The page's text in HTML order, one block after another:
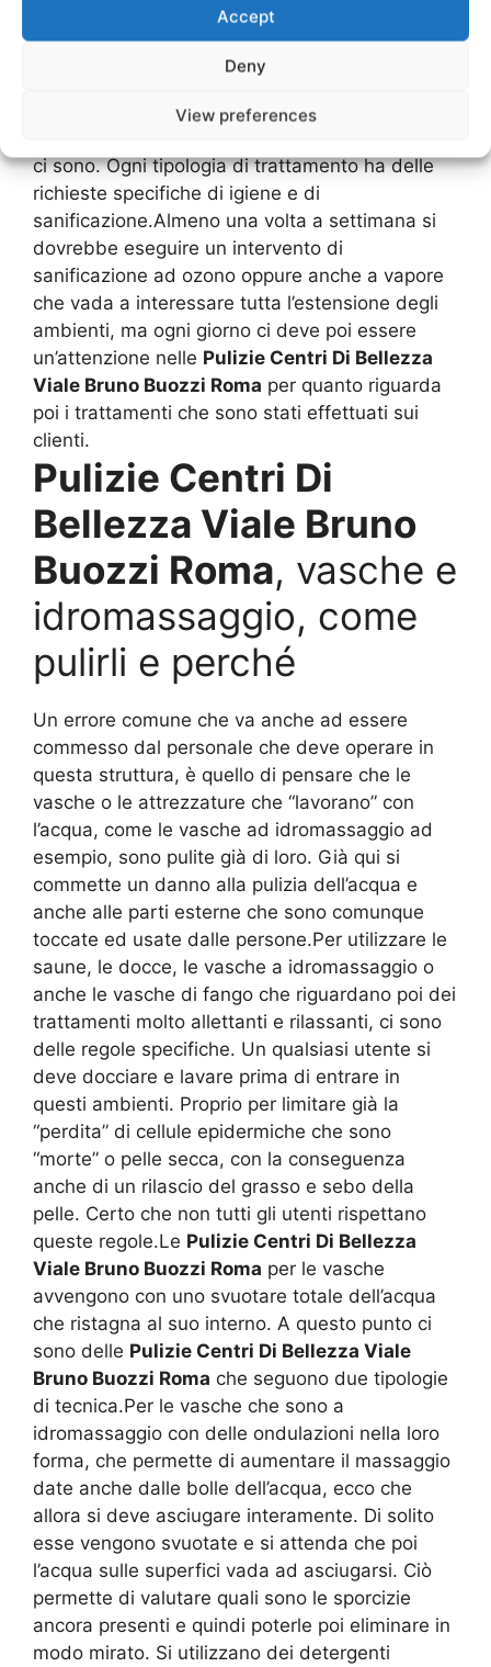
Accept
Deny
View preferences
questi ambienti e di conseguenza è anche
giusto che abbiate degli ambienti che siano
degli di essere vissuti al meglio.In base alla
grandezza del centro estetico, la pulizia
ci sono. Ogni tipologia di trattamento ha delle
richieste specifiche di igiene e di
sanificazione.Almeno una volta a settimana si
dovrebbe eseguire un intervento di
sanificazione ad ozono oppure anche a vapore
che vada a interessare tutta l’estensione degli
ambienti, ma ogni giorno ci deve poi essere
un’attenzione nelle Pulizie Centri Di Bellezza
Viale Bruno Buozzi Roma per quanto riguarda
poi i trattamenti che sono stati effettuati sui
clienti.
Pulizie Centri Di
Bellezza Viale Bruno
Buozzi Roma, vasche e
idromassaggio, come
pulirli e perché
Un errore comune che va anche ad essere
commesso dal personale che deve operare in
questa struttura, è quello di pensare che le
vasche o le attrezzature che “lavorano” con
l’acqua, come le vasche ad idromassaggio ad
esempio, sono pulite già di loro. Già qui si
commette un danno alla pulizia dell’acqua e
anche alle parti esterne che sono comunque
toccate ed usate dalle persone.Per utilizzare le
saune, le docce, le vasche a idromassaggio o
anche le vasche di fango che riguardano poi dei
trattamenti molto allettanti e rilassanti, ci sono
delle regole specifiche. Un qualsiasi utente si
deve docciare e lavare prima di entrare in
questi ambienti. Proprio per limitare già la
“perdita” di cellule epidermiche che sono
“morte” o pelle secca, con la conseguenza
anche di un rilascio del grasso e sebo della
pelle. Certo che non tutti gli utenti rispettano
queste regole.Le Pulizie Centri Di Bellezza
Viale Bruno Buozzi Roma per le vasche
avvengono con uno svuotare totale dell’acqua
che ristagna al suo interno. A questo punto ci
sono delle Pulizie Centri Di Bellezza Viale
Bruno Buozzi Roma che seguono due tipologie
di tecnica.Per le vasche che sono a
idromassaggio con delle ondulazioni nella loro
forma, che permette di aumentare il massaggio
date anche dalle bolle dell’acqua, ecco che
allora si deve asciugare interamente. Di solito
esse vengono svuotate e si attenda che poi
l’acqua sulle superfici vada ad asciugarsi. Ciò
permette di valutare quali sono le sporcizie
ancora presenti e quindi poterle poi eliminare in
modo mirato. Si utilizzano dei detergenti